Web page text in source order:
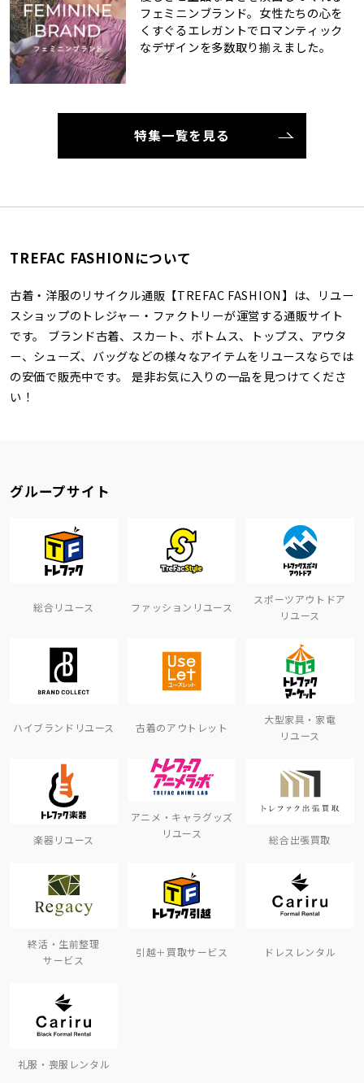
フェミニンブランド。女性たちの心を
くすぐるエレガントでロマンティック
なデザインを多数取り揃えました。
特集一覧を見る
TREFAC FASHIONについて
古着・洋服のリサイクル通販【TREFAC FASHION】は、リユー
スショップのトレジャー・ファクトリーが運営する通販サイト
です。 ブランド古着、スカート、ボトムス、トップス、アウタ
ー、シューズ、バッグなどの様々なアイテムをリユースならでは
の安価で販売中です。 是非お気に入りの一品を見つけてくださ
い！
グループサイト
総合リユース ファッションリユース
スポーツアウトドア
リユース
ハイブランドリユース 古着のアウトレット
大型家具・家電
リユース
楽器リユース
アニメ・キャラグッズ
リユース
総合出張買取
終活・生前整理
サービス
引越＋買取サービス ドレスレンタル
礼服・喪服レンタル